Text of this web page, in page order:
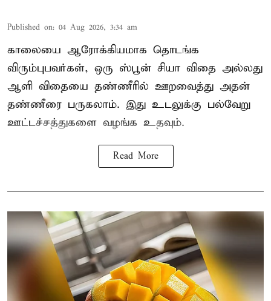
Published on: 04 Aug 2026, 3:34 am
காலையை ஆரோக்கியமாக தொடங்க
விரும்புபவர்கள், ஒரு ஸ்பூன் சியா விதை அல்லது
ஆளி விதையை தண்ணீரில் ஊறவைத்து அதன்
தண்ணீரை பருகலாம். இது உடலுக்கு பல்வேறு
ஊட்டச்சத்துகளை வழங்க உதவும்.
Read More